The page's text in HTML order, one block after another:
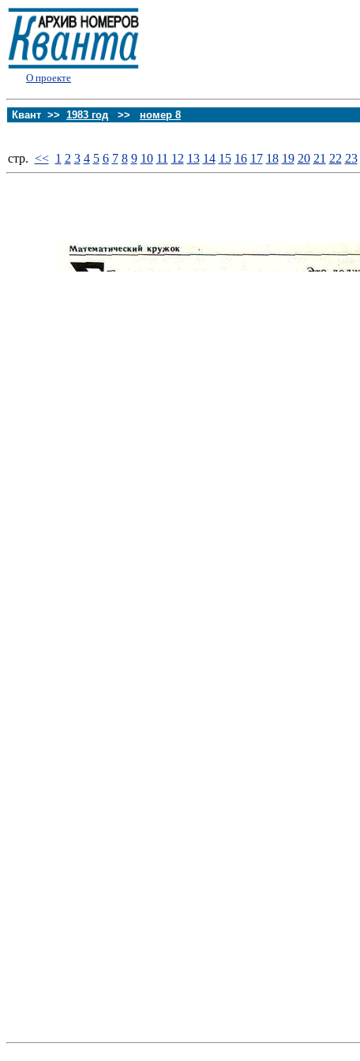
О проекте
Квант >> 1983 год >> номер 8
стp. << 1 2 3 4 5 6 7 8 9 10 11 12 13 14 15 16 17 18 19 20 21 22 23